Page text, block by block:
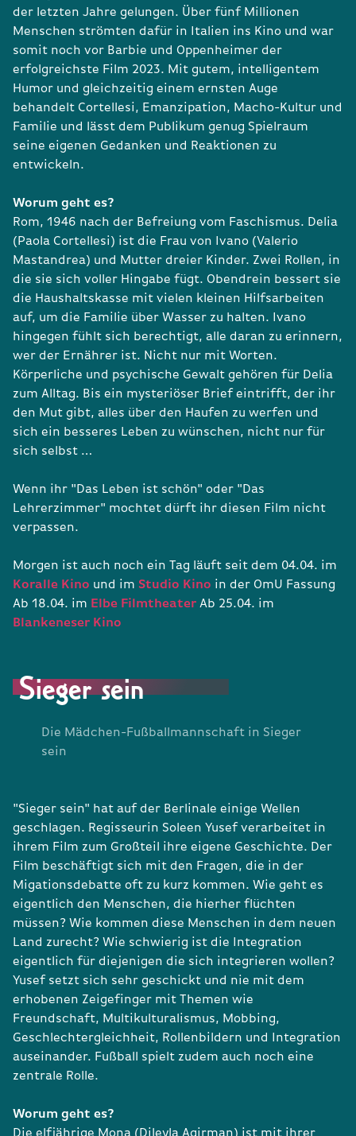
der letzten Jahre gelungen. Über fünf Millionen
Menschen strömten dafür in Italien ins Kino und war
somit noch vor Barbie und Oppenheimer der
erfolgreichste Film 2023. Mit gutem, intelligentem
Humor und gleichzeitig einem ernsten Auge
behandelt Cortellesi, Emanzipation, Macho-Kultur und
Familie und lässt dem Publikum genug Spielraum
seine eigenen Gedanken und Reaktionen zu
entwickeln.
Worum geht es?
Rom, 1946 nach der Befreiung vom Faschismus. Delia
(Paola Cortellesi) ist die Frau von Ivano (Valerio
Mastandrea) und Mutter dreier Kinder. Zwei Rollen, in
die sie sich voller Hingabe fügt. Obendrein bessert sie
die Haushaltskasse mit vielen kleinen Hilfsarbeiten
auf, um die Familie über Wasser zu halten. Ivano
hingegen fühlt sich berechtigt, alle daran zu erinnern,
wer der Ernährer ist. Nicht nur mit Worten.
Körperliche und psychische Gewalt gehören für Delia
zum Alltag. Bis ein mysteriöser Brief eintrifft, der ihr
den Mut gibt, alles über den Haufen zu werfen und
sich ein besseres Leben zu wünschen, nicht nur für
sich selbst …
Wenn ihr "Das Leben ist schön" oder "Das
Lehrerzimmer" mochtet dürft ihr diesen Film nicht
verpassen.
Morgen ist auch noch ein Tag läuft seit dem 04.04. im
Koralle Kino und im Studio Kino in der OmU Fassung
Ab 18.04. im Elbe Filmtheater Ab 25.04. im
Blankeneser Kino
Sieger sein
Die Mädchen-Fußballmannschaft in Sieger
sein
"Sieger sein" hat auf der Berlinale einige Wellen
geschlagen. Regisseurin Soleen Yusef verarbeitet in
ihrem Film zum Großteil ihre eigene Geschichte. Der
Film beschäftigt sich mit den Fragen, die in der
Migationsdebatte oft zu kurz kommen. Wie geht es
eigentlich den Menschen, die hierher flüchten
müssen? Wie kommen diese Menschen in dem neuen
Land zurecht? Wie schwierig ist die Integration
eigentlich für diejenigen die sich integrieren wollen?
Yusef setzt sich sehr geschickt und nie mit dem
erhobenen Zeigefinger mit Themen wie
Freundschaft, Multikulturalismus, Mobbing,
Geschlechtergleichheit, Rollenbildern und Integration
auseinander. Fußball spielt zudem auch noch eine
zentrale Rolle.
Worum geht es?